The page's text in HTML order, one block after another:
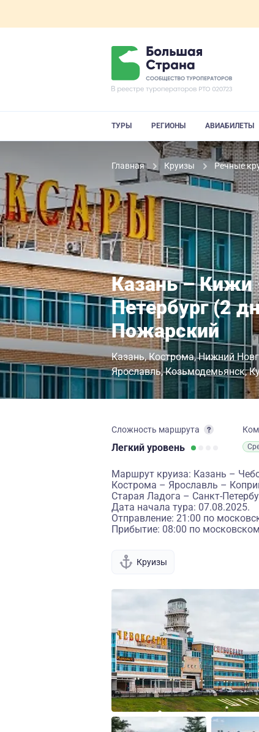
ТУРЫ РЕГИОНЫ АВИАБИЛЕТЫ
Главная Круизы Речные
Казань – Кижи
Петербург (2
Пожарский
Казань Кострома Нижний
Ярославль Козьмодемьянск
Сложность маршрута
Легкий уровень
Маршрут круиза: Казань –
Кострома – Ярославль –
Старая Ладога – Санкт-
Дата начала тура: 07.08.2025.
Отправление: 21:00 по
Прибытие: 08:00 по
Круизы